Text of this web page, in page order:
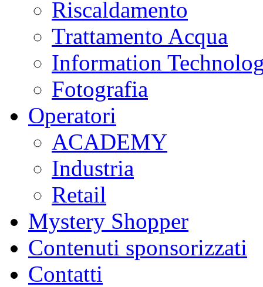
Riscaldamento
Trattamento Acqua
Information
Fotografia
Operatori
ACADEMY
Industria
Retail
Mystery Shopper
Contenuti sponsorizzati
Contatti